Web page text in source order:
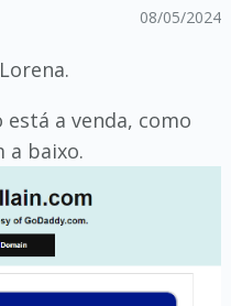
08/05/2024
a venda, como
a baixo.